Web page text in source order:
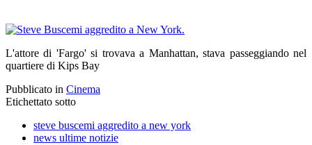
L'attore di 'Fargo' si trovava a Manhattan, stava passeggiando nel
quartiere di Kips Bay
Pubblicato in Cinema
Etichettato sotto
steve buscemi aggredito a new york
news ultime notizie